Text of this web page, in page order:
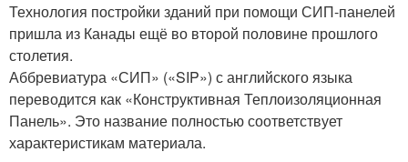
Технология постройки зданий при помощи СИП-панелей
пришла из Канады ещё во второй половине прошлого
столетия.
Аббревиатура «СИП» («SIP») с английского языка
переводится как «Конструктивная Теплоизоляционная
Панель». Это название полностью соответствует
характеристикам материала.